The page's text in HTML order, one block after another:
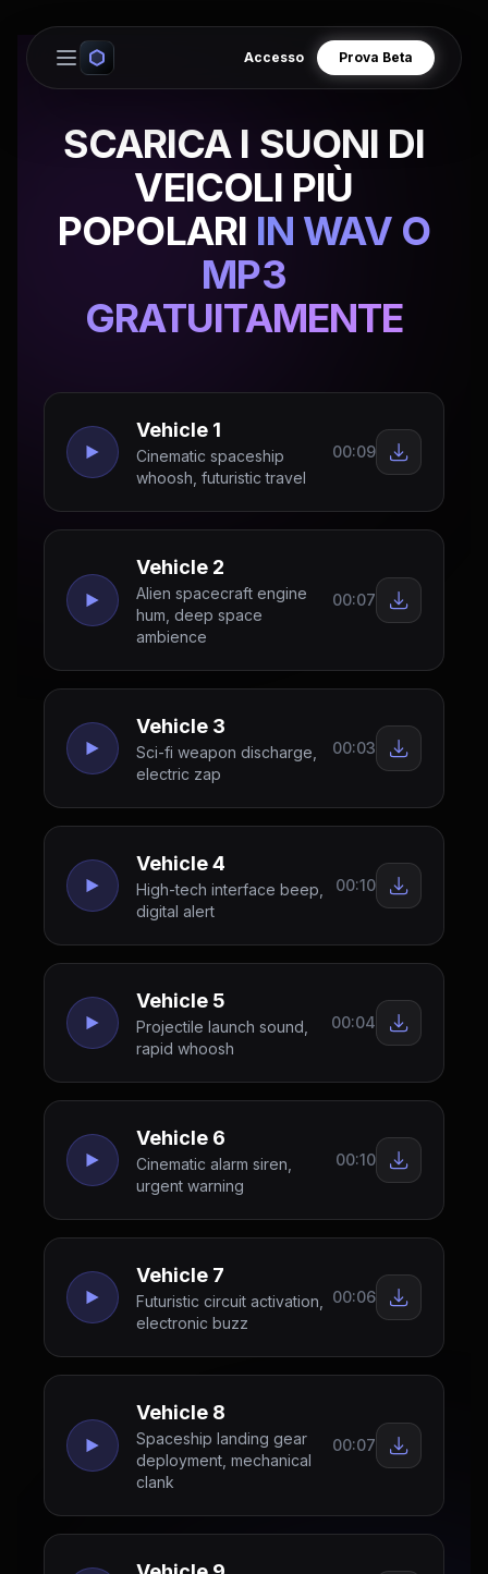
Open main menu
Accesso Prova Beta
SCARICA I SUONI DI
VEICOLI PIÙ
POPOLARI IN WAV O
MP3
GRATUITAMENTE
Vehicle 1
Cinematic spaceship
whoosh, futuristic travel
00:09
Vehicle 2
Alien spacecraft engine
hum, deep space
ambience
00:07
Vehicle 3
Sci-fi weapon discharge,
electric zap
00:03
Vehicle 4
High-tech interface beep,
digital alert
00:10
Vehicle 5
Projectile launch sound,
rapid whoosh
00:04
Vehicle 6
Cinematic alarm siren,
urgent warning
00:10
Vehicle 7
Futuristic circuit activation,
electronic buzz
00:06
Vehicle 8
Spaceship landing gear
deployment, mechanical
clank
00:07